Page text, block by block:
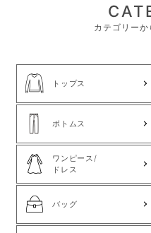
カテゴリー
トップス
ボトムス
ワンピース/
ドレス
バッグ